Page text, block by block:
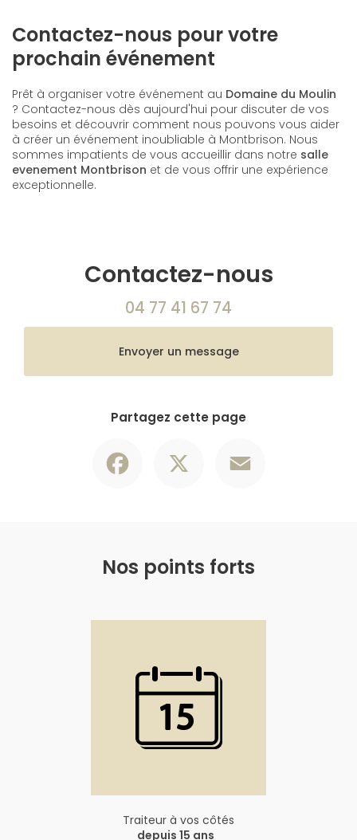
Contactez-nous pour votre
prochain événement
Prêt à organiser votre événement au Domaine du Moulin
? Contactez-nous dès aujourd'hui pour discuter de vos
besoins et découvrir comment nous pouvons vous aider
à créer un événement inoubliable à Montbrison. Nous
sommes impatients de vous accueillir dans notre salle
evenement Montbrison et de vous offrir une expérience
exceptionnelle.
Contactez-nous
04 77 41 67 74
Envoyer un message
Partagez cette page
Nos points forts
Traiteur à vos côtés
depuis 15 ans